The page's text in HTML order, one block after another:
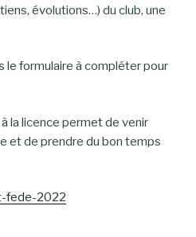
évolutions…) du club, une
le formulaire à compléter pour
à la licence permet de venir
et de prendre du bon temps
fede-2022